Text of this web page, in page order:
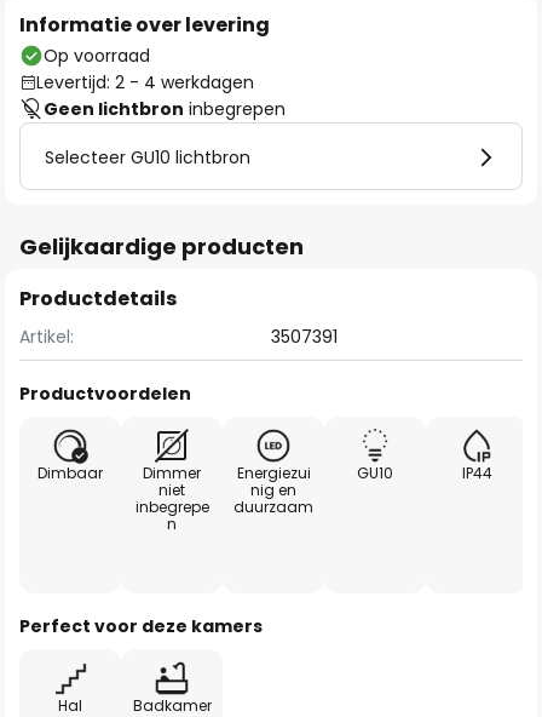
Informatie over levering
Op voorraad
Levertijd: 2 - 4 werkdagen
Geen lichtbron inbegrepen
Selecteer GU10 lichtbron
Gelijkaardige producten
Productdetails
Artikel: 3507391
Productvoordelen
Dimbaar
Dimmer
niet
inbegrepe
n
Energiezui
nig en
duurzaam
GU10 IP44
Perfect voor deze kamers
Hal Badkamer